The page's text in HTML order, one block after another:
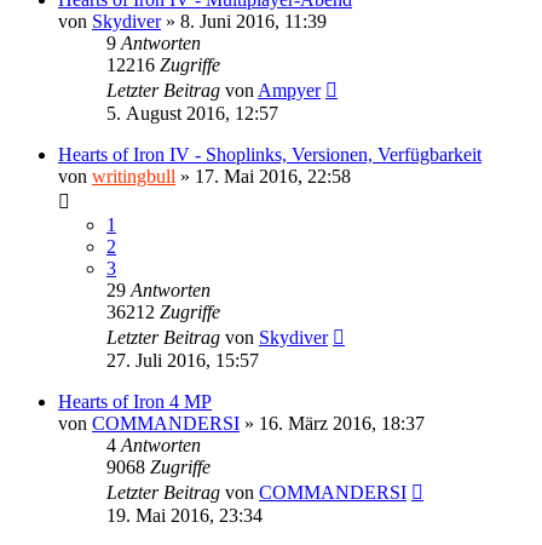
von Skydiver» 8. Juni 2016, 11:39
9 Antworten
12216 Zugriffe
Letzter Beitrag von Ampyer
5. August 2016, 12:57
Hearts of Iron IV - Shoplinks, Versionen, Verfügbarkeit
von writingbull » 17. Mai 2016, 22:58
1
2
3
29 Antworten
36212 Zugriffe
Letzter Beitrag von Skydiver
27. Juli 2016, 15:57
Hearts of Iron 4 MP
von COMMANDERSI » 16. März 2016, 18:37
4 Antworten
9068 Zugriffe
Letzter Beitrag von COMMANDERSI
19. Mai 2016, 23:34